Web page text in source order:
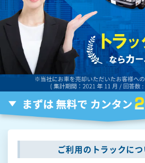
ご利用のトラックにつ